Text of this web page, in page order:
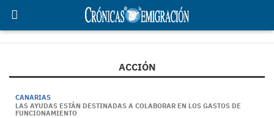
ACCIÓN
CANARIAS
LAS AYUDAS ESTÁN DESTINADAS A COLABORAR EN LOS GASTOS DE
FUNCIONAMIENTO